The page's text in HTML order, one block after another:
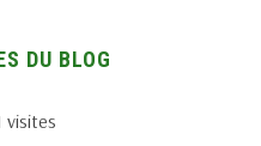
DU BLOG
visites